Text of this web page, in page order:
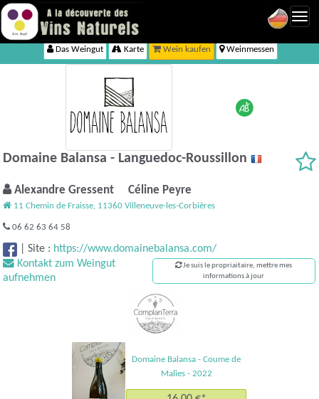
Das Weingut Karte Wein kaufen Weinmessen
Domaine Balansa - Languedoc-Roussillon
Alexandre Gressent Céline Peyre
11 Chemin de Fraisse, 11360 Villeneuve-les-Corbières
06 62 63 64 58
|Site : https://www.domainebalansa.com/
Kontakt zum Weingut
aufnehmen
Je suis le propriaitaire, mettre mes
informations à jour
Domaine Balansa - Coume de
Malies - 2022